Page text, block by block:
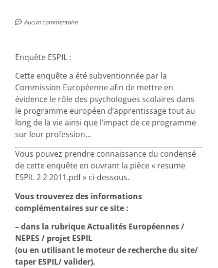
Aucun commentaire
Enquête ESPIL :
Cette enquête a été subventionnée par la
Commission Européenne afin de mettre en
évidence le rôle des psychologues scolaires dans
le programme européen d’apprentissage tout au
long de la vie ainsi que l’impact de ce programme
sur leur profession…
Vous pouvez prendre connaissance du condensé
de cette enquête en ouvrant la pièce « resume
ESPIL 2 2 2011.pdf » ci-dessous.
Vous trouverez des informations
complémentaires sur ce site :
– dans la rubrique Actualités Européennes /
NEPES / projet ESPIL
(ou en utilisant le moteur de recherche du site/
taper ESPIL/ valider).